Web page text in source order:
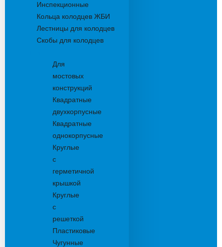
Инспекционные
Кольца колодцев ЖБИ
Лестницы для колодцев
Скобы для колодцев
Для
мостовых
конструкций
Квадратные
двухкорпусные
Квадратные
однокорпусные
Круглые
с
герметичной
крышкой
Круглые
с
решеткой
Пластиковые
Чугунные